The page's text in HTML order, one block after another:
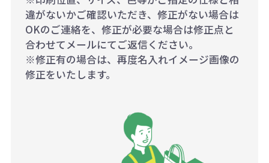
違がないかご確認いただき、修正がない場合は
OKのご連絡を、修正が必要な場合は修正点と
合わせてメールにてご返信ください。
※修正有の場合は、再度名入れイメージ画像の
修正をいたします。